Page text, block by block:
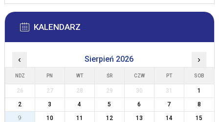
KALENDARZ
‹ Sierpień 2026 ›
NDZ PN WT ŚR CZW PT SOB
26 27 28 29 30 31
1
2
3 4 5 6 7
8
9
10 11 12 13 14
15